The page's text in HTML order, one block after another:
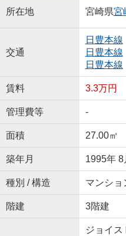
所在地 宮崎県宮
交通
日豊本線
日豊本線
日豊本線
賃料 3.3万円
管理費等 -
面積 27.00㎡
築年月 1995年
種別 / 構造 マンショ
階建 3階建
ジョイ